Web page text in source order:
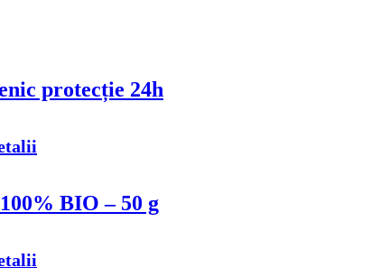
protecție 24h
BIO – 50 g